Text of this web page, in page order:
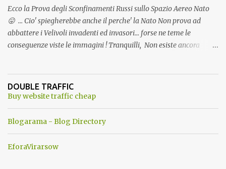
Ecco la Prova degli Sconfinamenti Russi sullo Spazio Aereo Nato
😛 ... Cio' spiegherebbe anche il perche' la Nato Non prova ad
abbattere i Velivoli invadenti ed invasori... forse ne teme le
conseguenze viste le immagini ! Tranquilli, Non esiste ancora
ancora una fantasia Nato o forse una "False Flag", per provocare
una guerra mondiale che difficilmente da menti sane, potrebbe
DOUBLE TRAFFIC
Buy website traffic cheap
Blogarama - Blog Directory
EforaVirarsow